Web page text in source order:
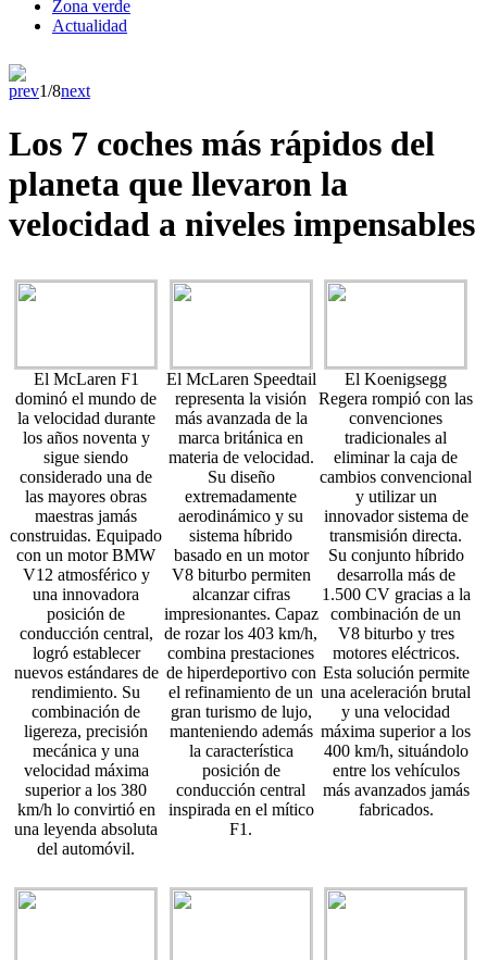
Zona verde
Actualidad
prev1/8next
Los 7 coches más rápidos del
planeta que llevaron la
velocidad a niveles impensables
El McLaren F1
dominó el mundo de
la velocidad durante
los años noventa y
sigue siendo
considerado una de
las mayores obras
maestras jamás
construidas. Equipado
con un motor BMW
V12 atmosférico y
una innovadora
posición de
conducción central,
logró establecer
nuevos estándares de
rendimiento. Su
combinación de
ligereza, precisión
mecánica y una
velocidad máxima
superior a los 380
km/h lo convirtió en
una leyenda absoluta
del automóvil.
El McLaren Speedtail
representa la visión
más avanzada de la
marca británica en
materia de velocidad.
Su diseño
extremadamente
aerodinámico y su
sistema híbrido
basado en un motor
V8 biturbo permiten
alcanzar cifras
impresionantes. Capaz
de rozar los 403 km/h,
combina prestaciones
de hiperdeportivo con
el refinamiento de un
gran turismo de lujo,
manteniendo además
la característica
posición de
conducción central
inspirada en el mítico
F1.
El Koenigsegg
Regera rompió con las
convenciones
tradicionales al
eliminar la caja de
cambios convencional
y utilizar un
innovador sistema de
transmisión directa.
Su conjunto híbrido
desarrolla más de
1.500 CV gracias a la
combinación de un
V8 biturbo y tres
motores eléctricos.
Esta solución permite
una aceleración brutal
y una velocidad
máxima superior a los
400 km/h, situándolo
entre los vehículos
más avanzados jamás
fabricados.